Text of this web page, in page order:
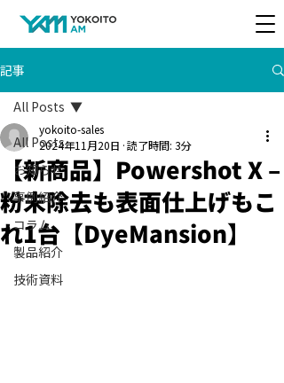
記事
All Posts
お知らせ
事例紹介
コラム
製品紹介
技術資料
All Posts
【新商品】Powershot X –
粉末除去も表面仕上げもこ
れ1台【DyeMansion】
yokoito-sales
2024年11月20日
読了時間: 3分